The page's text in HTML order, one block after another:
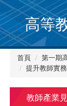
跳
到
主
要
內
高等
首頁 第一期
提升教師實
教師產業